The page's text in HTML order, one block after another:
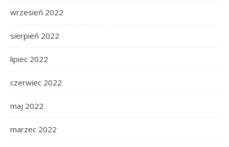
wrzesień 2022
sierpień 2022
lipiec 2022
czerwiec 2022
maj 2022
marzec 2022